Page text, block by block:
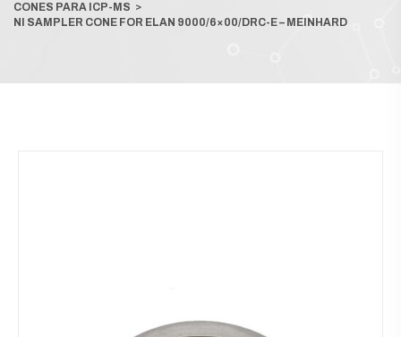
CONES PARA ICP-MS >
NI SAMPLER CONE FOR ELAN 9000/6×00/DRC-E – MEINHARD